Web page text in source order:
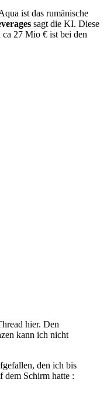
ist das rumänische
sagt die KI. Diese
ca 27 Mio € ist bei den
hier. Den
kann ich nicht
den ich bis
dem Schirm hatte :